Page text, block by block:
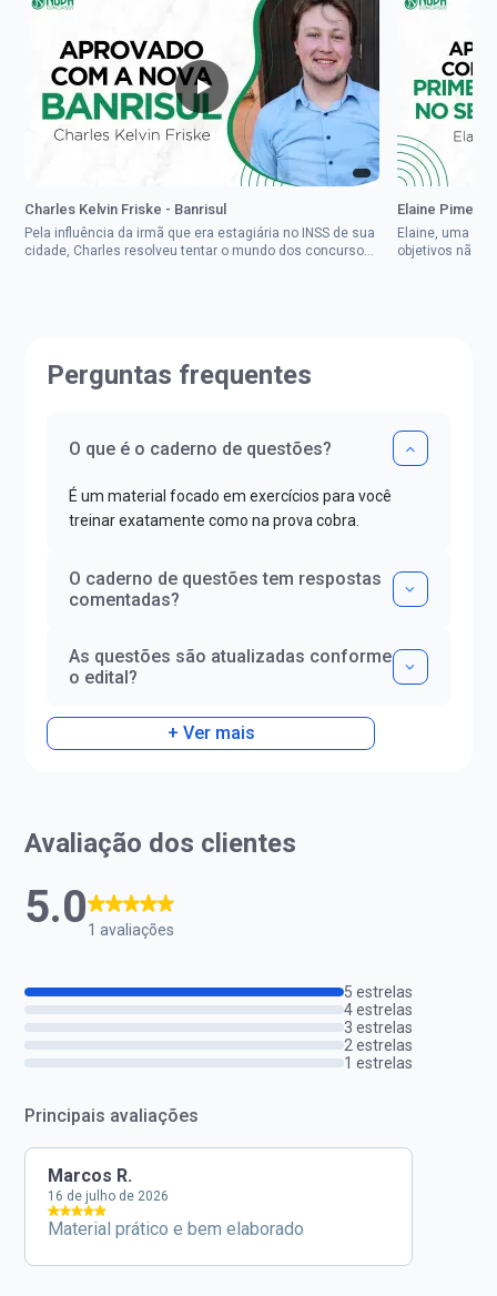
Charles Kelvin Friske - Banrisul
Pela influência da irmã que era estagiária no INSS de sua
cidade, Charles resolveu tentar o mundo dos concursos
Elaine
Elaine, uma
objetivos não
Perguntas frequentes
O que é o caderno de questões?
É um material focado em exercícios para você
treinar exatamente como na prova cobra.
O caderno de questões tem respostas
comentadas?
As questões são atualizadas conforme
o edital?
+ Ver mais
Avaliação dos clientes
5.01 avaliações
5 estrelas
4 estrelas
3 estrelas
2 estrelas
1 estrelas
Principais avaliações
Marcos R.
16 de julho de 2026
Material prático e bem elaborado